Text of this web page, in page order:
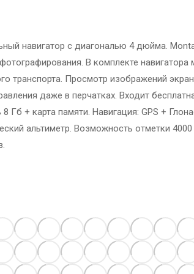
навигатор с диагональю 4 дюйма.
В комплекте навигатора
транспорта. Просмотр изображений
даже в перчатках. Входит
Гб + карта памяти. Навигация: GPS +
альтиметр. Возможность отметки